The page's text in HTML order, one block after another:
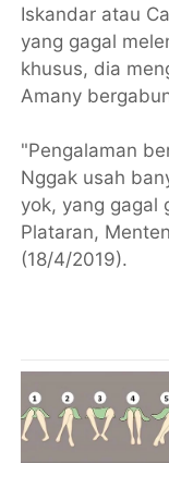
Iskandar atau
yang gagal
khusus, dia
Amany
"Pengalaman
Nggak usah
yok, yang gagal
Plataran,
(18/4/2019).